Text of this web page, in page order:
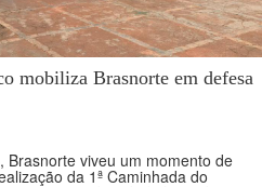
mobiliza Brasnorte em defesa
Brasnorte viveu um momento de
da 1ª Caminhada do